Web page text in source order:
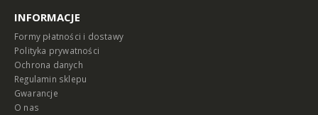
INFORMACJE
Formy płatności i dostawy
Polityka prywatności
Ochrona danych
Regulamin sklepu
Gwarancje
O nas